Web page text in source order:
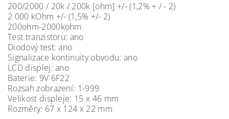
200/2000 / 20k / 200k [ohm] +/- (1,2% + / - 2)
2 000 kOhm +/- (1,5% +/- 2)
200ohm-2000kohm
Test tranzistoru: ano
Diodový test: ano
Signalizace kontinuity obvodu: ano
LCD displej: ano
Baterie: 9V 6F22
Rozsah zobrazení: 1-999
Velikost displeje: 15 x 46 mm
Rozměry: 67 x 124 x 22 mm